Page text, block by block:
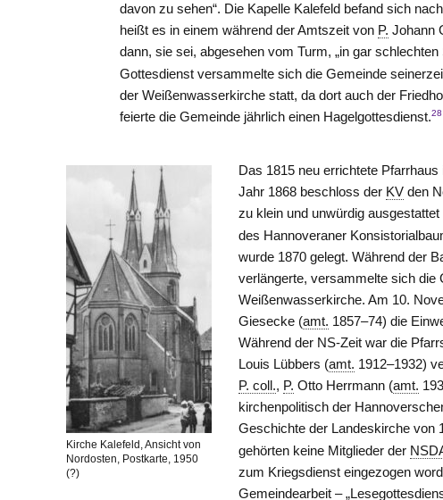
davon zu sehen“. Die Kapelle Kalefeld befand sich
heißt es in einem während der Amtszeit von P. Johann
dann, sie sei, abgesehen vom Turm, „in gar
Gottesdienst versammelte sich die Gemeinde
der Weißenwasserkirche statt, da dort auch der
feierte die Gemeinde jährlich einen Hagelgottesdienst.28
Kirche Kalefeld, Ansicht von
Nordosten, Postkarte, 1950
(?)
Das 1815 neu errichtete
Jahr 1868 beschloss der KV den
zu klein und unwürdig
des Hannoveraner
wurde 1870 gelegt. Während der
verlängerte, versammelte sich die
Weißenwasserkirche. Am 10.
Giesecke (amt. 1857–74) die
Während der NS-Zeit war die
Louis Lübbers (amt. 1912–1932)
P. coll., P. Otto Herrmann (amt.
kirchenpolitisch der
Geschichte der Landeskirche von
gehörten keine Mitglieder der
zum Kriegsdienst eingezogen
Gemeindearbeit –